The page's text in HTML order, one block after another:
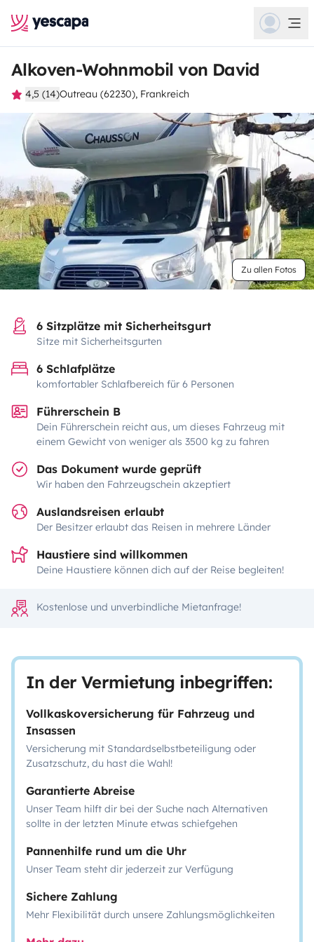
Alkoven-Wohnmobil von David
4,5 (14)Outreau (62230), Frankreich
Zu allen Fotos
6 Sitzplätze mit Sicherheitsgurt
Sitze mit Sicherheitsgurten
6 Schlafplätze
komfortabler Schlafbereich für 6 Personen
Führerschein B
Dein Führerschein reicht aus, um dieses Fahrzeug mit
einem Gewicht von weniger als 3500 kg zu fahren
Das Dokument wurde geprüft
Wir haben den Fahrzeugschein akzeptiert
Auslandsreisen erlaubt
Der Besitzer erlaubt das Reisen in mehrere Länder
Haustiere sind willkommen
Deine Haustiere können dich auf der Reise begleiten!
Kostenlose und unverbindliche Mietanfrage!
In der Vermietung inbegriffen:
Vollkaskoversicherung für Fahrzeug und
Insassen
Versicherung mit Standardselbstbeteiligung oder
Zusatzschutz, du hast die Wahl!
Garantierte Abreise
Unser Team hilft dir bei der Suche nach Alternativen
sollte in der letzten Minute etwas schiefgehen
Pannenhilfe rund um die Uhr
Unser Team steht dir jederzeit zur Verfügung
Sichere Zahlung
Mehr Flexibilität durch unsere Zahlungsmöglichkeiten